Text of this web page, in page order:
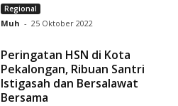
Regional
Muh - 25 Oktober 2022
Peringatan HSN di Kota
Pekalongan, Ribuan Santri
Istigasah dan Bersalawat
Bersama